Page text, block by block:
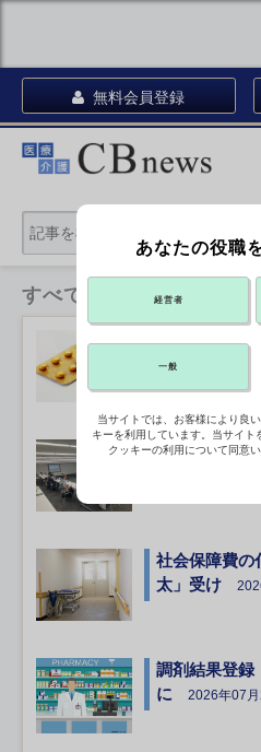
無料会員登録
すべてのカテゴリ
高額薬開発の
確保を
老朽病院支援
社会保障費
太」受け
調剤結果登
に
2026年07
あなたの役職
経営者
一般
当サイトでは、お客様により良
キーを利用しています。当サイ
クッキーの利用について同意